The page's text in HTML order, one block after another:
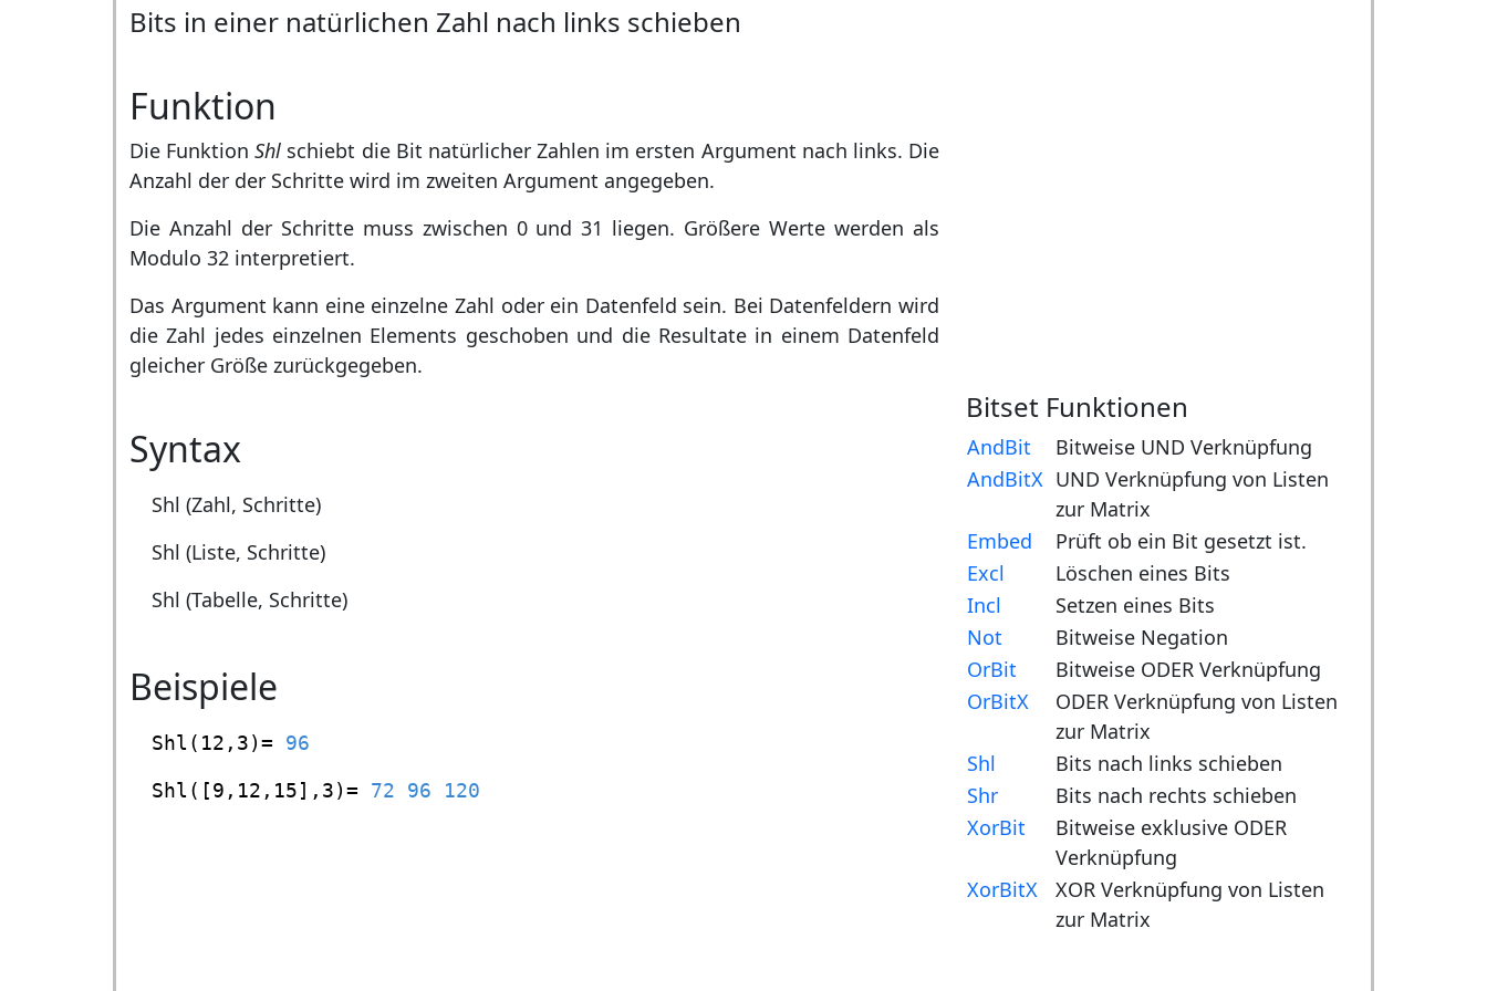
Bits in einer natürlichen Zahl nach links schieben
Funktion
Die FunktionShl schiebt die Bit natürlicher Zahlen im ersten Argument nach links. Die
Anzahl der der Schritte wird im zweiten Argument angegeben.
Die Anzahl der Schritte muss zwischen 0 und 31 liegen. Größere Werte werden als
Modulo 32 interpretiert.
Das Argument kann eine einzelne Zahl oder ein Datenfeld sein. Bei Datenfeldern wird
die Zahl jedes einzelnen Elements geschoben und die Resultate in einem Datenfeld
gleicher Größe zurückgegeben.
Syntax
Shl (Zahl, Schritte)
Shl (Liste, Schritte)
Shl (Tabelle, Schritte)
Beispiele
Shl(12,3)= 96
Shl([9,12,15],3)= 72 96 120
Bitset Funktionen
AndBit
Bitweise UND Verknüpfung
AndBitX UND Verknüpfung von Listen
zur Matrix
Embed
Prüft ob ein Bit gesetzt ist.
Excl
Löschen eines Bits
Incl
Setzen eines Bits
Not
Bitweise Negation
OrBit
Bitweise ODER Verknüpfung
OrBitX
ODER Verknüpfung von Listen
zur Matrix
Shl
Bits nach links schieben
Shr
Bits nach rechts schieben
XorBit
Bitweise exklusive ODER
Verknüpfung
XorBitX
XOR Verknüpfung von Listen
zur Matrix